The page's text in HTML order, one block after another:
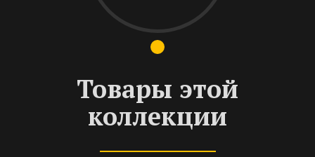
Товары этой
коллекции